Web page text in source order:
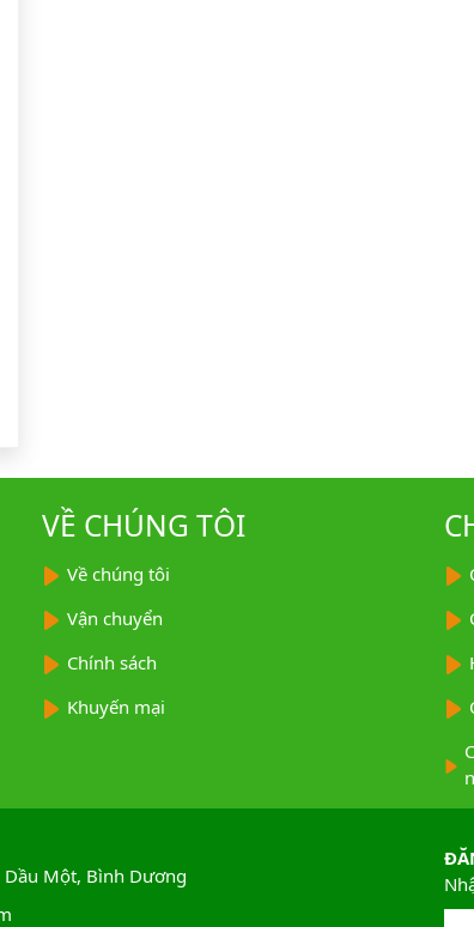
VỀ CHÚNG TÔI
Về chúng tôi
Vận chuyển
Chính sách
Khuyến mại
Dầu Một, Bình Dương